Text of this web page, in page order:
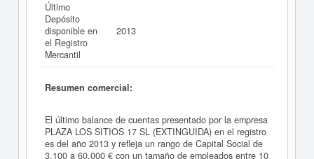
Último
Depósito
disponible en
el Registro
Mercantil
2013
Resumen comercial:
El último balance de cuentas presentado por la empresa
PLAZA LOS SITIOS 17 SL (EXTINGUIDA) en el registro
es del año 2013 y refleja un rango de Capital Social de
3.100 a 60.000 € con un tamaño de empleados entre 10